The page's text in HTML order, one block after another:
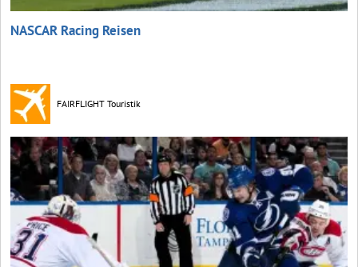
NASCAR Racing Reisen
FAIRFLIGHT Touristik